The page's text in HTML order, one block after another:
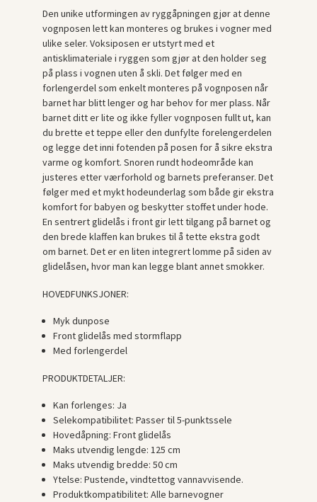
Den unike utformingen av ryggåpningen gjør at denne
vognposen lett kan monteres og brukes i vogner med
ulike seler. Voksiposen er utstyrt med et
antisklimateriale i ryggen som gjør at den holder seg
på plass i vognen uten å skli. Det følger med en
forlengerdel som enkelt monteres på vognposen når
barnet har blitt lenger og har behov for mer plass. Når
barnet ditt er lite og ikke fyller vognposen fullt ut, kan
du brette et teppe eller den dunfylte forelengerdelen
og legge det inni fotenden på posen for å sikre ekstra
varme og komfort. Snoren rundt hodeområde kan
justeres etter værforhold og barnets preferanser. Det
følger med et mykt hodeunderlag som både gir ekstra
komfort for babyen og beskytter stoffet under hode.
En sentrert glidelås i front gir lett tilgang på barnet og
den brede klaffen kan brukes til å tette ekstra godt
om barnet. Det er en liten integrert lomme på siden av
glidelåsen, hvor man kan legge blant annet smokker.
HOVEDFUNKSJONER:
Myk dunpose
Front glidelås med stormflapp
Med forlengerdel
PRODUKTDETALJER:
Kan forlenges: Ja
Selekompatibilitet:Passer til 5-punktssele
Hovedåpning:Front glidelås
Maks utvendig lengde:125 cm
Maks utvendig bredde:50 cm
Ytelse:Pustende, vindtettog vannavvisende.
Produktkompatibilitet:Alle barnevogner